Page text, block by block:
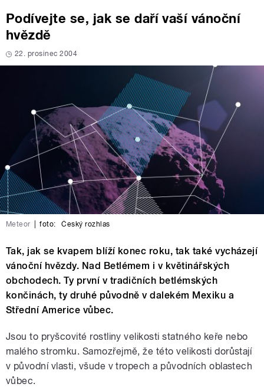
Podívejte se, jak se daří vaší vánoční
hvězdě
22. prosinec 2004
Meteor foto: Český rozhlas
Tak, jak se kvapem blíží konec roku, tak také vycházejí
vánoční hvězdy. Nad Betlémem i v květinářských
obchodech. Ty první v tradičních betlémských
končinách, ty druhé původně v dalekém Mexiku a
Střední Americe vůbec.
Jsou to pryšcovité rostliny velikosti statného keře nebo
malého stromku. Samozřejmě, že této velikosti dorůstají
v původní vlasti, všude v tropech a původních oblastech
vůbec.